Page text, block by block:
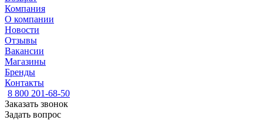
Компания
О компании
Новости
Отзывы
Вакансии
Магазины
Бренды
Контакты
8 800 201-68-50
Заказать звонок
Задать вопрос